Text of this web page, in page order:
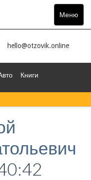
Меню
Toggle
hello@otzovik.online
Книги